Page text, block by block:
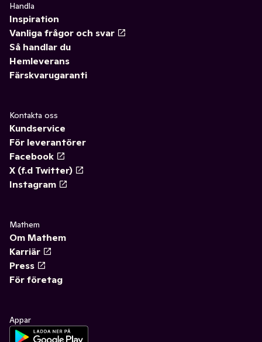
Handla
Inspiration
Vanliga frågor och svar
Så handlar du
Hemleverans
Färskvarugaranti
Kontakta oss
Kundservice
För leverantörer
Facebook
X (f.d Twitter)
Instagram
Mathem
Om Mathem
Karriär
Press
För företag
Appar